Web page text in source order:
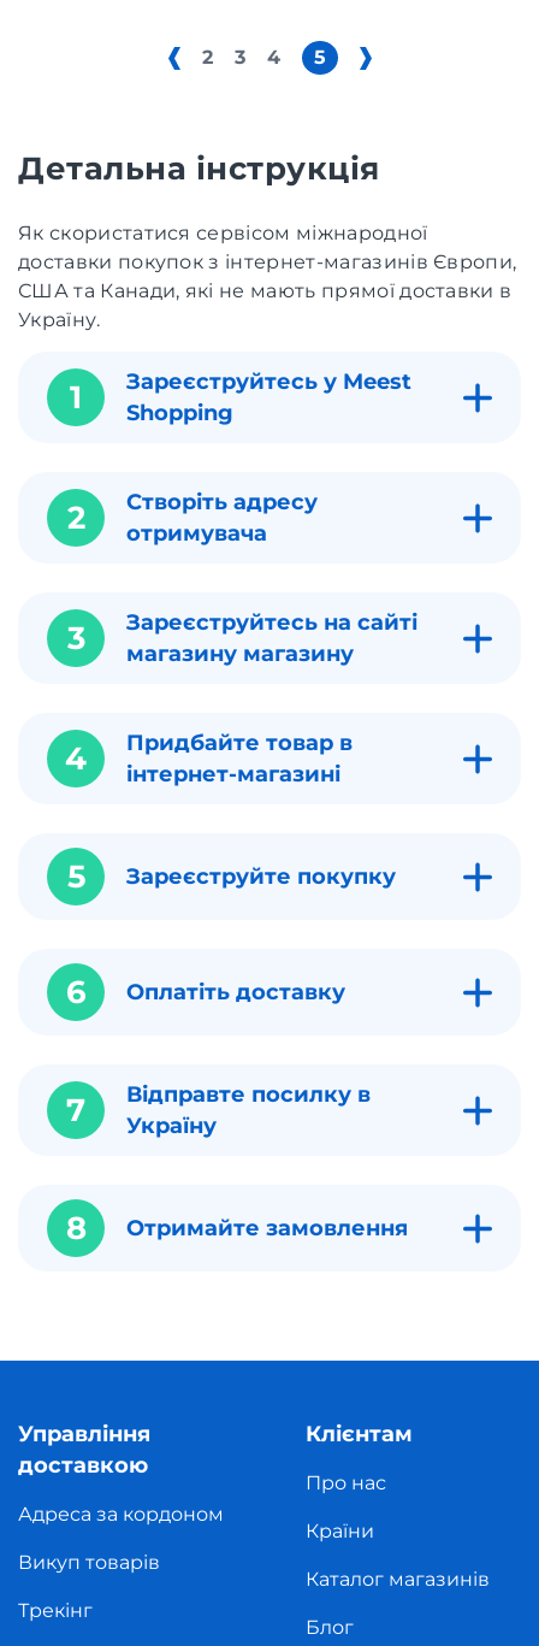
2 3 4 5
Детальна інструкція
Як скористатися сервісом міжнародної
доставки покупок з інтернет-магазинів Європи,
США та Канади, які не мають прямої доставки в
Україну.
1
Зареєструйтесь у Meest
Shopping
2
Створіть адресу
отримувача
3
Зареєструйтесь на сайті
магазину магазину
4
Придбайте товар в
інтернет-магазині
5 Зареєструйте покупку
6 Оплатіть доставку
7
Відправте посилку в
Україну
8 Отримайте замовлення
Управління
доставкою
Адреса за кордоном
Викуп товарів
Трекінг
Клієнтам
Про нас
Країни
Каталог магазинів
Блог